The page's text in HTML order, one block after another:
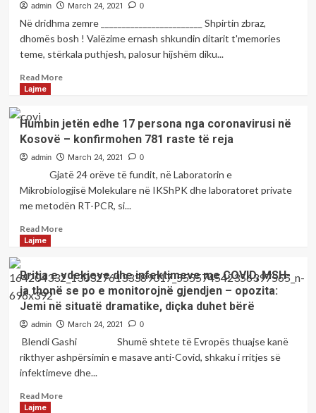
qëndrim
final
për
e
në
dhe
NATO-
admin March 24, 2021 0
Në dridhma zemre ________________________ Shpirtin zbraz,
dhomës bosh ! Valëzime ernash shkundin ditarit t'memories
teme, stërkala puthjesh, palosur hijshëm diku...
Read MoreRead
me
poeten;
Asja
MULGECI
Lajme
Humbin jetën edhe 17 persona nga coronavirusi në
Kosovë – konfirmohen 781 raste të reja
admin March 24, 2021 0
Gjatë 24 orëve të fundit, në Laboratorin e
Mikrobiologjisë Molekulare në IKShPK dhe laboratoret private
me metodën RT-PCR, si...
Read MoreRead
jetën
edhe
17
persona
coronavirusi
në
Kosovë
konfirmohen
Lajme
Rritja e vdekjeve dhe infektimeve me COVID, MSH-
ja thonë se po e monitorojnë gjendjen – opozita:
Jemi në situatë dramatike, diçka duhet bërë
admin March 24, 2021 0
Blendi Gashi Shumë shtete të Evropës thuajse kanë
rikthyer ashpërsimin e masave anti-Covid, shkaku i rritjes së
infektimeve dhe...
Read MoreRead
Lajme